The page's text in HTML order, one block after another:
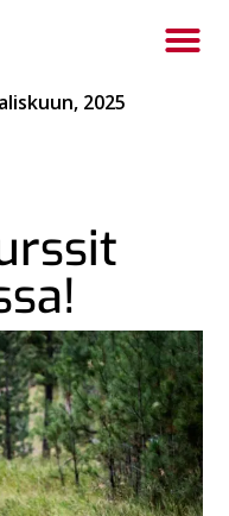
2025